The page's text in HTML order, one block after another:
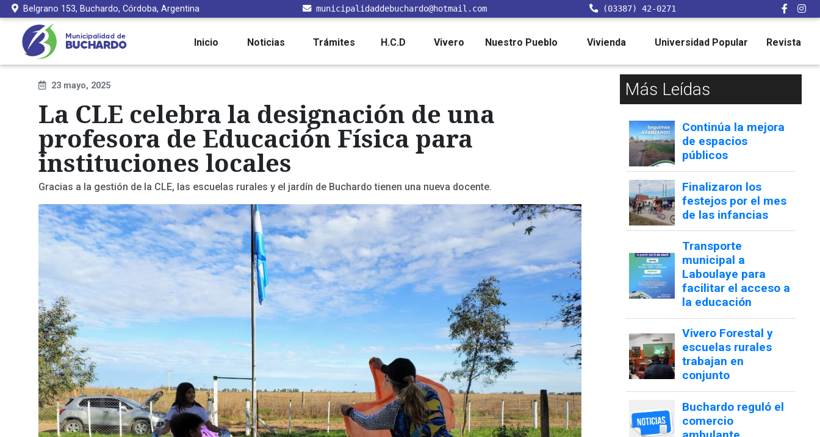
Belgrano 153, Buchardo, Córdoba, Argentina municipalidaddebuchardo@hotmail.com (03387) 42-0271
Inicio Noticias Trámites H.C.D Vivero Nuestro Pueblo Vivienda Universidad Popular Revista
23 mayo, 2025
La CLE celebra la designación de una
profesora de Educación Física para
instituciones locales
Gracias a la gestión de la CLE, las escuelas rurales y el jardín de Buchardo tienen una nueva docente.
Más Leídas